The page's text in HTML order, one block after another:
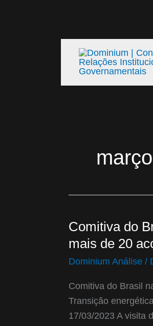
Comitiva do
mais de 20
Dominium Análise /
Comitiva do Brasil
Transição
17/03/2023 A visita
Comitiva
do
China
terá
cerca